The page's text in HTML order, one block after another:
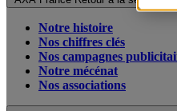
Notre histoire
Nos chiffres clés
Nos campagnes
Notre mécénat
Nos associations